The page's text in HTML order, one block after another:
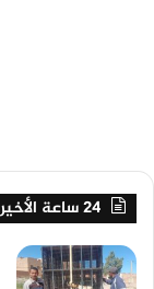
24 ساعة الأخيرة